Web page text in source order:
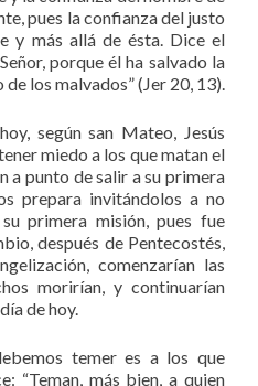
pues la confianza del justo
y más allá de ésta. Dice el
porque él ha salvado la
los malvados” (Jer 20, 13).
según san Mateo, Jesús
miedo a los que matan el
a punto de salir a su primera
prepara invitándolos a no
primera misión, pues fue
después de Pentecostés,
comenzarían las
morirían, y continuarían
de hoy.
temer es a los que
“Teman, más bien, a quien